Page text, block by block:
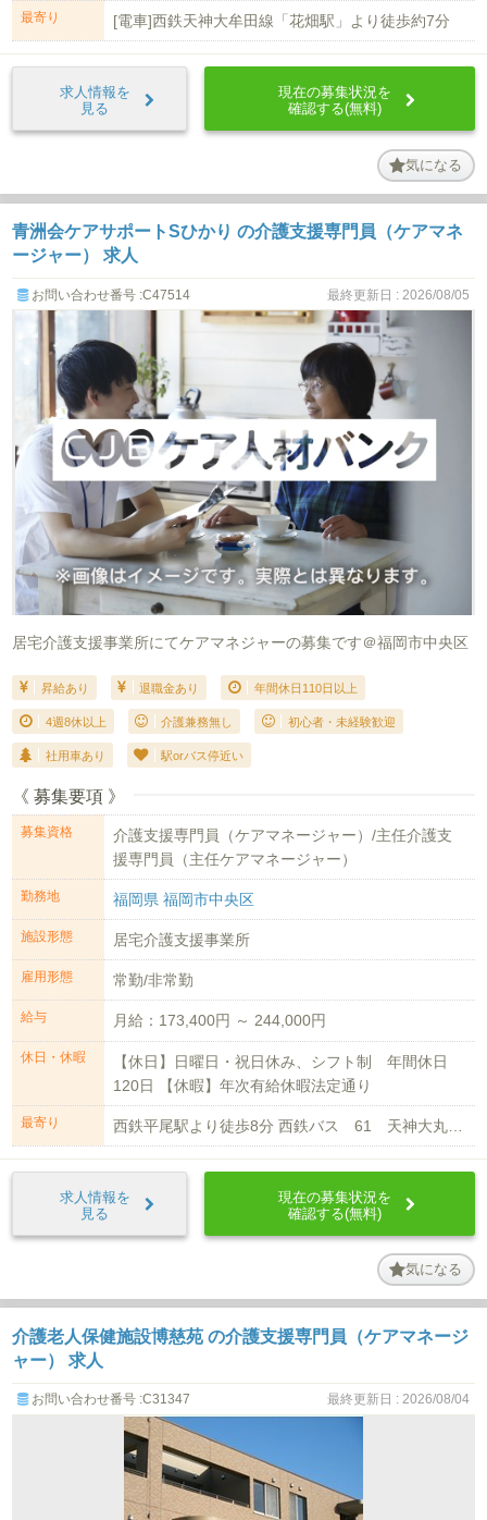
最寄り [電車]西鉄天神大牟田線「花畑駅」より徒歩約7分
求人情報を
見る
現在の募集状況を
確認する(無料)
気になる
青洲会ケアサポートSひかり の介護支援専門員（ケアマネ
ージャー） 求人
お問い合わせ番号 :C47514 最終更新日 : 2026/08/05
居宅介護支援事業所にてケアマネジャーの募集です＠福岡市中央区
昇給あり 退職金あり 年間休日110日以上
4週8休以上 介護兼務無し 初心者・未経験歓迎
社用車あり 駅orバス停近い
《 募集要項 》
募集資格
介護支援専門員（ケアマネージャー）/主任介護支
援専門員（主任ケアマネージャー）
勤務地 福岡県 福岡市中央区
施設形態 居宅介護支援事業所
雇用形態 常勤/非常勤
給与 月給：173,400円 ～ 244,000円
休日・休暇
【休日】日曜日・祝日休み、シフト制 年間休日
120日 【休暇】年次有給休暇法定通り
最寄り
求人情報を
見る
現在の募集状況を
確認する(無料)
気になる
介護老人保健施設博慈苑 の介護支援専門員（ケアマネージ
ャー） 求人
お問い合わせ番号 :C31347 最終更新日 : 2026/08/04